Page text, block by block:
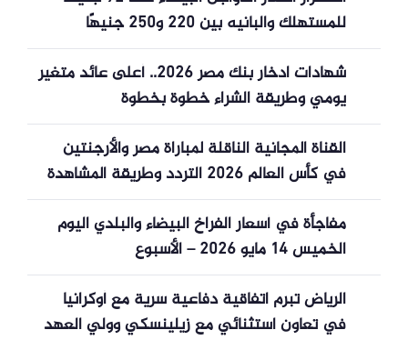
للمستهلك والبانيه بين 220 و250 جنيهًا
شهادات ادخار بنك مصر 2026.. أعلى عائد متغير
يومي وطريقة الشراء خطوة بخطوة
القناة المجانية الناقلة لمباراة مصر والأرجنتين
في كأس العالم 2026 التردد وطريقة المشاهدة
بدون اشتراك
مفاجأة في أسعار الفراخ البيضاء والبلدي اليوم
الخميس 14 مايو 2026 – الأسبوع
الرياض تبرم اتفاقية دفاعية سرية مع أوكرانيا
في تعاون استثنائي مع زيلينسكي وولي العهد